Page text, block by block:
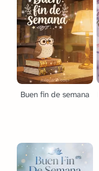
Buen fin de semana